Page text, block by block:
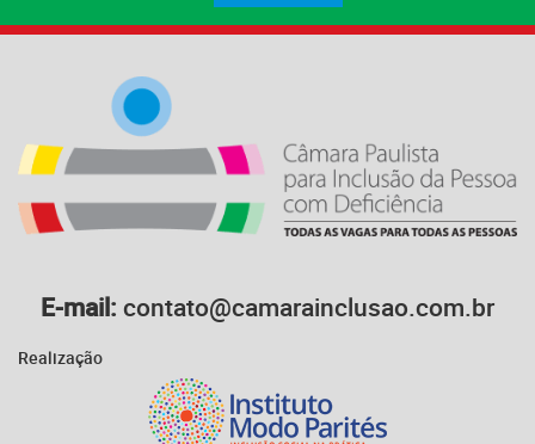
E-mail: contato@camarainclusao.com.br
Realização